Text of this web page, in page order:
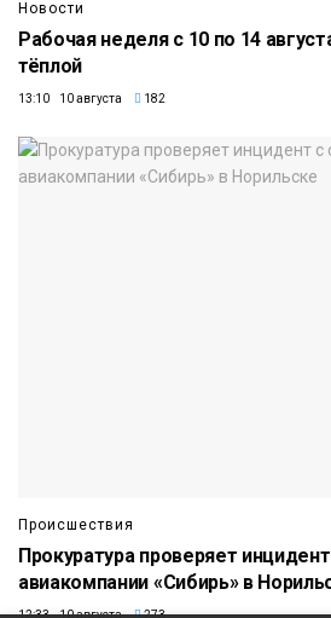
Новости
Рабочая неделя с 10 по 14
тёплой
13:10 10 августа 182
Происшествия
Прокуратура проверяет
авиакомпании «Сибирь» в
12:33 10 августа 273